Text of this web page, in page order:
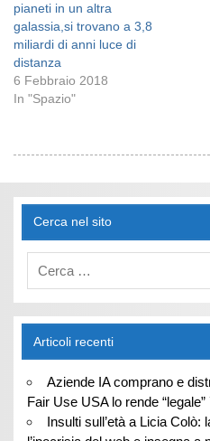
pianeti in un altra
galassia,si trovano a 3,8
miliardi di anni luce di
distanza
6 Febbraio 2018
In "Spazio"
Cerca nel sito
Articoli recenti
Aziende IA comprano e
Fair Use USA lo rende “legale”
Insulti sull’età a Licia